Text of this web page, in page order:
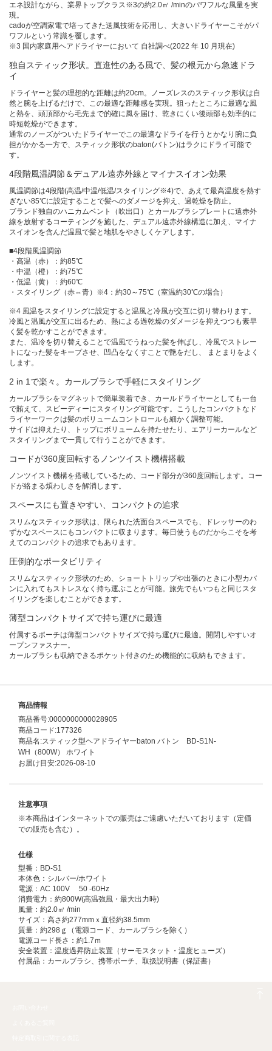
エネ設計ながら、業界トップクラス※3の約2.0㎥ /minのパワフルな風量を実
現。
cadoが空調家電で培ってきた送風技術を応用し、大きいドライヤーこそがパ
ワフルという常識を覆します。
※3 国内家庭用ヘアドライヤーにおいて 自社調べ(2022 年 10 月現在)
独自スティック形状。直進性のある風で、髪の根元から急速ドラ
イ
ドライヤーと髪の理想的な距離は約20cm。ノーズレスのスティック形状は自
然と腕を上げるだけで、この最適な距離感を実現。狙ったところに最適な風
と熱を、頭頂部から毛先まで的確に風を届け、乾きにくい後頭部も効率的に
時短乾燥ができます。
通常のノーズがついたドライヤーでこの最適なドライを行うとかなり腕に負
担がかかる一方で、スティック形状のbaton(バトン)はラクにドライ可能で
す。
4段階風温調節＆デュアル遠赤外線とマイナスイオン効果
風温調節は4段階(高温/中温/低温/スタイリング※4)で、あえて最高温度を熱す
ぎない85℃に設定することで髪へのダメージを抑え、過乾燥を防止。
ブランド独⾃のハニカムベント（吹出⼝）とカールブラシプレートに遠⾚外
線を放射するコーティングを施した、デュアル遠⾚外線構造に加え、マイナ
スイオンを含んだ温⾵で髪と地肌をやさしくケアします。
■4段階風温調節
・高温（赤）：約85℃
・中温（橙）：約75℃
・低温（黄）：約60℃
・スタイリング（赤⇔青）※4：約30～75℃（室温約30℃の場合）
※4 風温をスタイリングに設定すると温風と冷風が交互に切り替わります。
冷風と温風が交互に出るため、熱による過乾燥のダメージを抑えつつも素早
く髪を乾かすことができます。
また、温冷を切り替えることで温風でうねった髪を伸ばし、冷風でストレー
トになった髪をキープさせ、凹凸をなくすことで艶をだし、 まとまりをよく
します。
2 in 1で楽々。カールブラシで手軽にスタイリング
カールブラシをマグネットで簡単装着でき、カールドライヤーとしても一台
で賄えて、スピーディーにスタイリング可能です。こうしたコンパクトなド
ライヤーワークは髪のボリュームコントロールも細かく調整可能。
サイドは抑えたり、トップにボリュームを持たせたり、エアリーカールなど
スタイリングまで一貫して行うことができます。
コードが360度回転するノンツイスト機構搭載
ノンツイスト機構を搭載しているため、コード部分が360度回転します。コー
ドが絡まる煩わしさを解消します。
スペースにも置きやすい、コンパクトの追求
スリムなスティック形状は、限られた洗面台スペースでも、ドレッサーのわ
ずかなスペースにもコンパクトに収まります。毎日使うものだからこそを考
えてのコンパクトの追求でもあります。
圧倒的なポータビリティ
スリムなスティック形状のため、ショートトリップや出張のときに小型カバ
ンに入れてもストレスなく持ち運ぶことが可能。旅先でもいつもと同じスタ
イリングを楽しむことができます。
薄型コンパクトサイズで持ち運びに最適
付属するポーチは薄型コンパクトサイズで持ち運びに最適。開閉しやすいオ
ープンファスナー。
カールブラシも収納できるポケット付きのため機能的に収納もできます。
商品情報
商品番号:0000000000028905
商品コード:177326
商品名:スティック型ヘアドライヤーbaton バトン BD-S1N-
WH（800W） ホワイト
お届け目安:2026-08-10
注意事項
※本商品はインターネットでの販売はご遠慮いただいております（定価
での販売も含む）。
仕様
型番：BD-S1
本体色：シルバー/ホワイト
電源：AC 100V 50 -60Hz
消費電力：約800W(高温強風・最大出力時)
風量：約2.0㎥ /min
サイズ：高さ約277mmｘ直径約38.5mm
質量：約298ｇ（電源コード、カールブラシを除く）
電源コード長さ：約1.7ｍ
安全装置：温度過昇防止装置（サーモスタット・温度ヒューズ）
付属品：カールブラシ、携帯ポーチ、取扱説明書（保証書）